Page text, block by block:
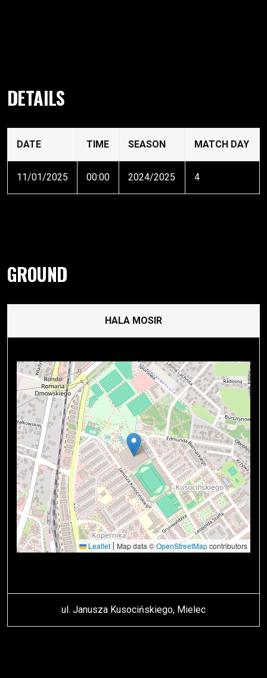
DETAILS
DATE TIME SEASON MATCH DAY
11/01/2025 00:00 2024/2025 4
GROUND
HALA MOSIR
Leaflet |Map data ©OpenStreetMapcontributors
ul. Janusza Kusocińskiego, Mielec